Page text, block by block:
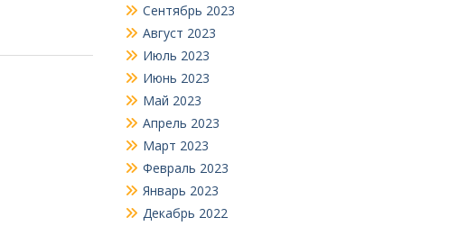
Сентябрь 2023
Август 2023
Июль 2023
Июнь 2023
Май 2023
Апрель 2023
Март 2023
Февраль 2023
Январь 2023
Декабрь 2022